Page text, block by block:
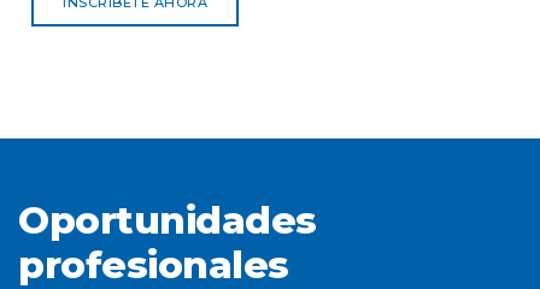
Oportunidades
profesionales